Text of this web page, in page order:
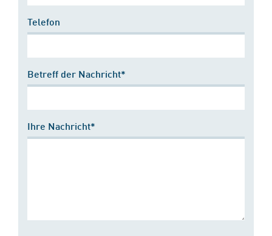
Telefon
Betreff der Nachricht*
Ihre Nachricht*